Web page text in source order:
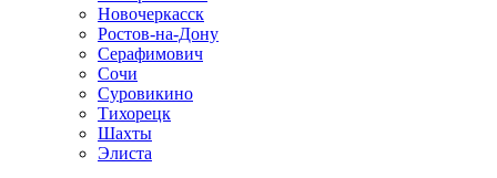
Новочеркасск
Ростов-на-Дону
Серафимович
Сочи
Суровикино
Тихорецк
Шахты
Элиста